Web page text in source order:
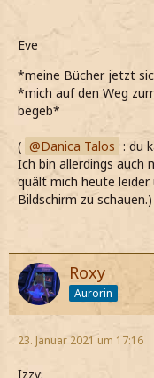
Eve
*meine Bücher jetzt
*mich auf den Weg
begeb*
( Danica Talos : du
Ich bin allerdings auch
quält mich heute leider
Bildschirm zu schauen.)
Roxy
Aurorin
23. Januar 2021 um 17:16
Izzy: